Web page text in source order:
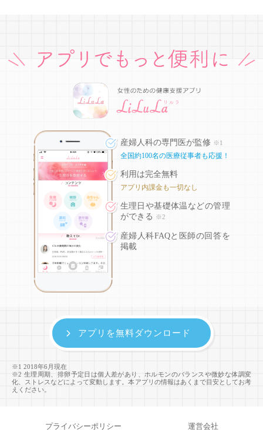
産婦人科の専門医が監修 ※1
全国約100名の医療従事者も応援！
利用は完全無料
アプリ内課金も一切なし
生理日や基礎体温などの管理
ができる
※2
産婦人科FAQと医師の回答を
掲載
※1 2018年6月現在
※2 生理周期、排卵予定日は個人差があり、ホルモンのバランスや微妙な体調変
化、ストレスなどによって変動します。本アプリの情報はあくまで目安としてお考
えください。
アプリを無料ダウンロード
プライバシーポリシー 運営会社